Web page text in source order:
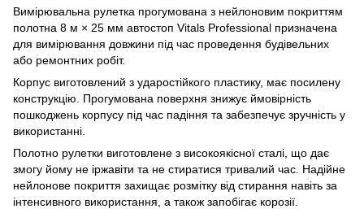
Вимірювальна рулетка прогумована з нейлоновим покриттям
полотна 8 м × 25 мм автостоп Vitals Professional призначена
для вимірювання довжини під час проведення будівельних
або ремонтних робіт.
Корпус виготовлений з ударостійкого пластику, має посилену
конструкцію. Прогумована поверхня знижує ймовірність
пошкоджень корпусу під час падіння та забезпечує зручність у
використанні.
Полотно рулетки виготовлене з високоякісної сталі, що дає
змогу йому не іржавіти та не стиратися тривалий час. Надійне
нейлонове покриття захищає розмітку від стирання навіть за
інтенсивного використання, а також запобігає корозії.